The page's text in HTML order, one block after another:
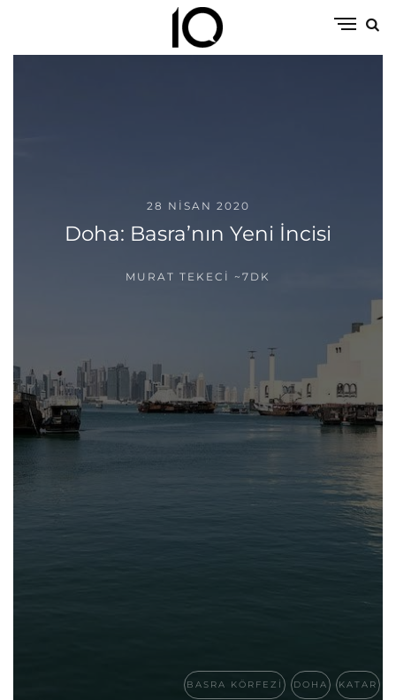
28 NISAN 2020
Doha: Basra’nın Yeni İncisi
MURAT TEKECI ~7DK
BASRA KÖRFEZI DOHA KATAR